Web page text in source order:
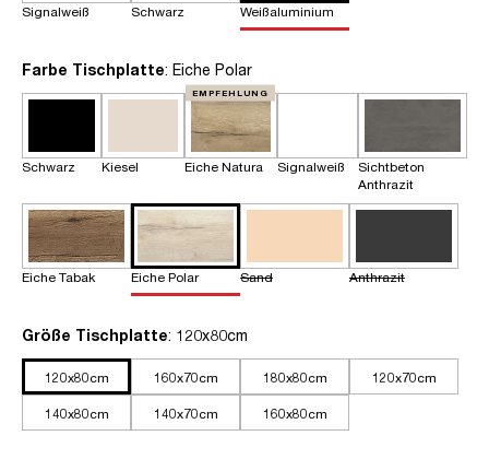
Signalweiß Schwarz Weißaluminium
Farbe Tischplatteauswählen
: Eiche Polar
Schwarz Kiesel Eiche Natura
EMPFEHLUNG
Signalweiß
Sichtbeton
Anthrazit
Eiche Tabak Eiche Polar Sand Anthrazit
Größe Tischplatteauswählen
: 120x80cm
120x80cm 160x70cm 180x80cm 120x70cm
140x80cm 140x70cm 160x80cm